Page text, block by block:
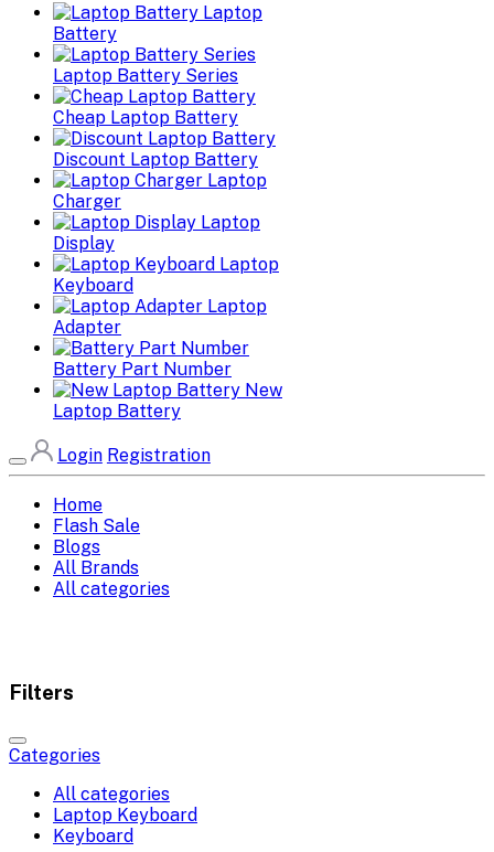
Laptop
Battery
Laptop Battery Series
Cheap Laptop Battery
Discount Laptop Battery
Laptop
Charger
Laptop
Display
Laptop
Keyboard
Laptop
Adapter
Battery Part Number
New
Laptop Battery
Login Registration
Home
Flash Sale
Blogs
All Brands
All categories
Filters
Categories
All categories
Laptop Keyboard
Keyboard